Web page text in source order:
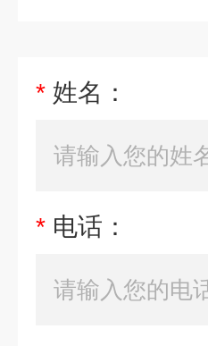
* 姓名：
* 电话：